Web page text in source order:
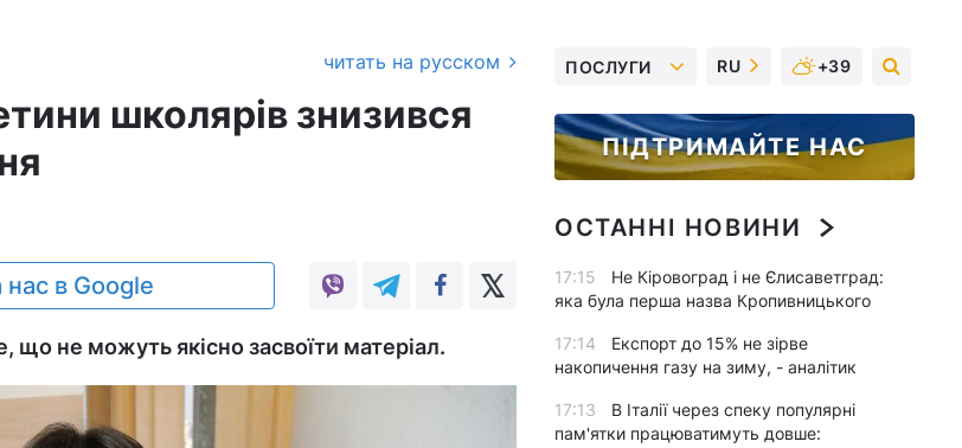
читать на русском
школярів знизився
нас в Google
що не можуть якісно засвоїти матеріал.
ПОСЛУГИ RU +39
ПІДТРИМАЙТЕ НАС
ОСТАННІ НОВИНИ
17:15
Не Кіровоград і не Єлисаветград:
яка була перша назва Кропивницького
17:14
Експорт до 15% не зірве
накопичення газу на зиму, - аналітик
17:13
В Італії через спеку популярні
пам'ятки працюватимуть довше: